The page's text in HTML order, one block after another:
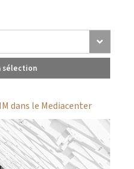
sélection
dans le Mediacenter